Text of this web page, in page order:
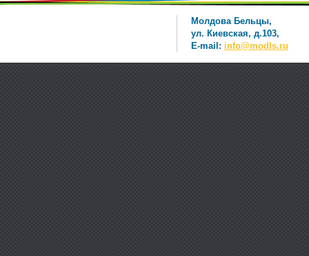
Молдова Бельцы,
ул. Киевская, д.103,
E-mail: info@modls.ru